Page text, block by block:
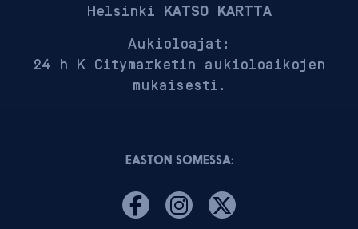
Helsinki KATSO KARTTA
Aukioloajat:
24 h K-Citymarketin aukioloaikojen
mukaisesti.
EASTON SOMESSA: